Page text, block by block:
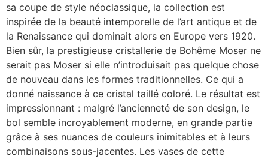
sa coupe de style néoclassique, la collection est
inspirée de la beauté intemporelle de l’art antique et de
la Renaissance qui dominait alors en Europe vers 1920.
Bien sûr, la prestigieuse cristallerie de Bohême Moser ne
serait pas Moser si elle n’introduisait pas quelque chose
de nouveau dans les formes traditionnelles. Ce qui a
donné naissance à ce cristal taillé coloré. Le résultat est
impressionnant : malgré l’ancienneté de son design, le
bol semble incroyablement moderne, en grande partie
grâce à ses nuances de couleurs inimitables et à leurs
combinaisons sous-jacentes. Les vases de cette